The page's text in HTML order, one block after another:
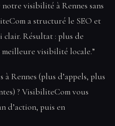
visibilité à Rennes sans
a structuré le SEO et
clair. Résultat : plus de
visibilité locale.”
Rennes (plus d’appels, plus
? VisibiliteCom vous
d’action, puis en